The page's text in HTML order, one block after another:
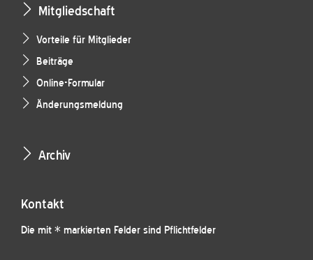
Mitgliedschaft
Vorteile für Mitglieder
Beiträge
Online-Formular
Änderungsmeldung
Archiv
Kontakt
Die mit * markierten Felder sind Pflichtfelder